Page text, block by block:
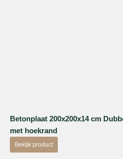
Betonplaat 200x200x14 cm
met hoekrand
Bekijk product